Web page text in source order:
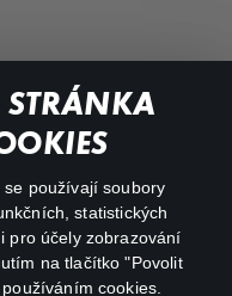
se používají soubory
statistických
pro účely zobrazování
na tlačítko "Povolit
cookies.